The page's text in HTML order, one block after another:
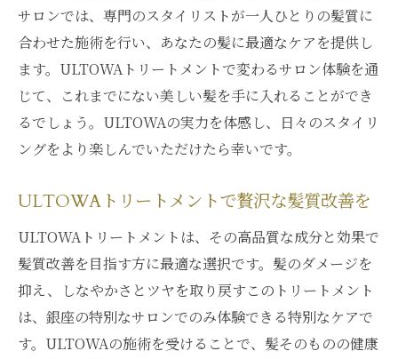
サロンでは、専門のスタイリストが一人ひとりの髪質に
合わせた施術を行い、あなたの髪に最適なケアを提供し
ます。ULTOWAトリートメントで変わるサロン体験を通
じて、これまでにない美しい髪を手に入れることができ
るでしょう。ULTOWAの実力を体感し、日々のスタイリ
ングをより楽しんでいただけたら幸いです。
ULTOWAトリートメントで贅沢な髪質改善を
ULTOWAトリートメントは、その高品質な成分と効果で
髪質改善を目指す方に最適な選択です。髪のダメージを
抑え、しなやかさとツヤを取り戻すこのトリートメント
は、銀座の特別なサロンでのみ体験できる特別なケアで
す。ULTOWAの施術を受けることで、髪そのものの健康